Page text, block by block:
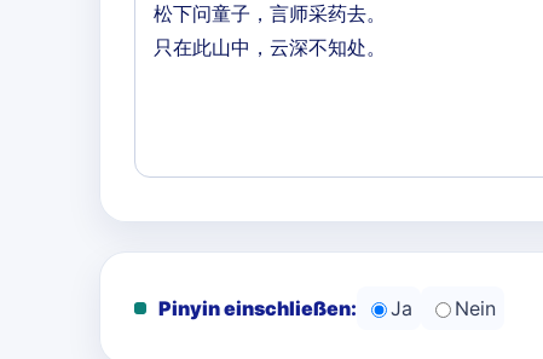
Pinyin einschließen: Ja Nein